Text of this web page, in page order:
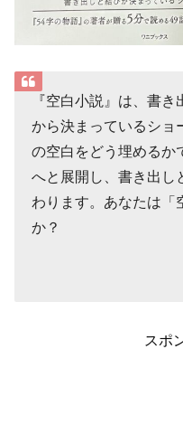
『空白小説』は、書
から決まっているショ
の空白をどう埋めるか
へと展開し、書き出し
わります。あなたは「
か？
スポ